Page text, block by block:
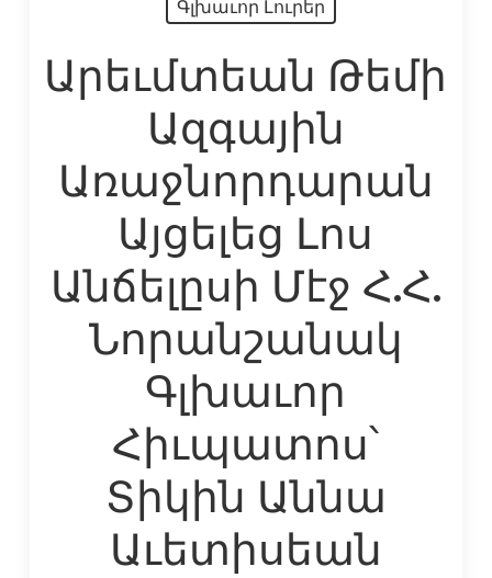
Գլխաւոր Լուրեր
Արեւմտեան Թեմի
Ազգային
Առաջնորդարան
Այցելեց Լոս
Անճելըսի Մէջ Հ.Հ.
Նորանշանակ
Գլխաւոր
Հիւպատոս՝
Տիկին Աննա
Աւետիսեան